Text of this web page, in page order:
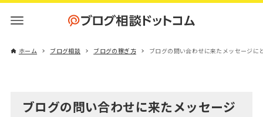
ホーム ブログ相談 ブログの稼ぎ方 ブログの問い合わせに来たメッセージ
ブログの問い合わせに来たメッセージ